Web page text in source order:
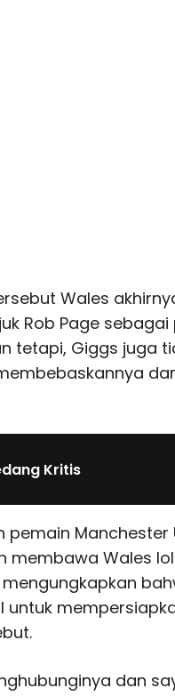
Wales
Rob Page
tetapi, Giggs juga
Kritis
pemain
membawa Wales
mengungkapkan
dan